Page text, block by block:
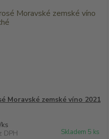
Moravské zemské víno 2021
ks
DPH Skladem 5 ks